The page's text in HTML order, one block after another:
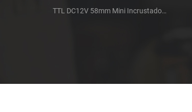
TTL DC12V 58mm Mini Incrustado Taxi De La Impresora Térmica De Recibos